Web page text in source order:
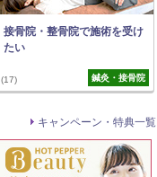
接骨院・整骨院で施術を受け
たい
(17) 鍼灸・接骨院
キャンペーン・特典一覧